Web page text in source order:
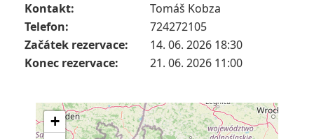
Kontakt:
Tomáš Kobza
Telefon:
724272105
Začátek rezervace:
14. 06. 2026 18:30
Konec rezervace:
21. 06. 2026 11:00